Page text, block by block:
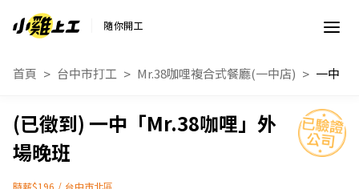
隨你開工
首頁 台中市打工 Mr.38咖哩複合式餐廳(一中店)
一中「Mr.38咖哩」外
場晚班
時薪$196 / 台中市北區